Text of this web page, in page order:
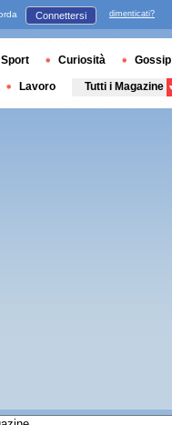
Connettersi dimenticati?
Sport Curiosità Gossip
Lavoro Tutti i Magazine